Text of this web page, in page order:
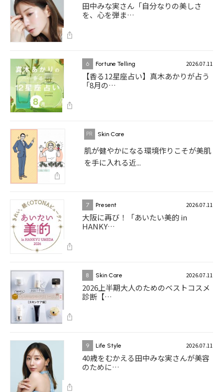
田中みな実さん「自分なりの美しさ
を、心を弾ま…
6 Fortune Telling 2026.07.11
【香る12星座占い】真木あかりが占う
「8月の…
Skin Care
肌が健やかになる環境作りこそが美肌
を手に入れる近...
7 Present 2026.07.11
大阪に再び！「あいたい美的 in
HANKY…
8 Skin Care 2026.07.11
2026上半期大人のためのベストコスメ
診断【…
9 Life Style 2026.07.11
40歳をむかえる田中みな実さんが美容
のために…